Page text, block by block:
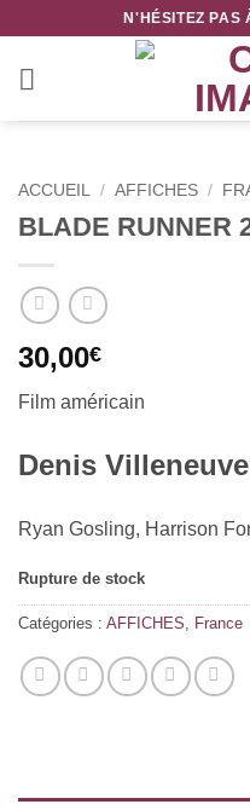
contenu
N'HÉSITEZ PAS
ACCUEIL / AFFICHES /
BLADE RUNNER
30,00€
Film américain
Denis
Ryan Gosling, Harrison
Rupture de stock
Catégories : AFFICHES France